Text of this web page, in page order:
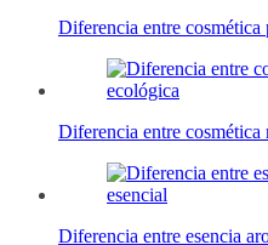
Diferencia entre
Diferencia entre
Diferencia entre esencia